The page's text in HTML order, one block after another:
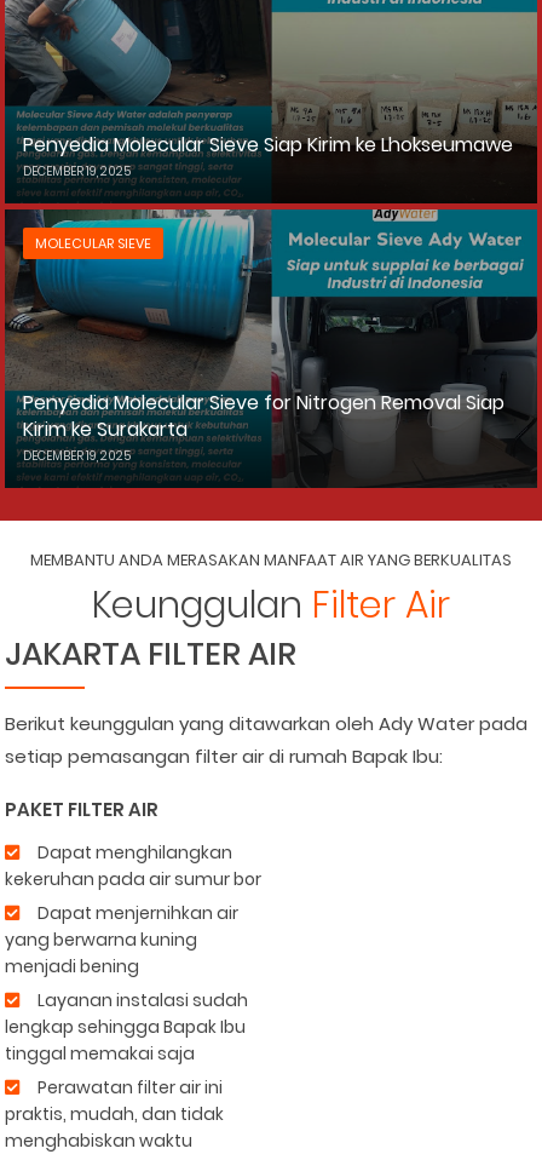
Penyedia Molecular Sieve Siap Kirim ke Lhokseumawe
DECEMBER 19, 2025
MOLECULAR SIEVE
Penyedia Molecular Sieve for Nitrogen Removal Siap
Kirim ke Surakarta
DECEMBER 19, 2025
MEMBANTU ANDA MERASAKAN MANFAAT AIR YANG BERKUALITAS
Keunggulan Filter Air
JAKARTA FILTER AIR
Berikut keunggulan yang ditawarkan oleh Ady Water pada
setiap pemasangan filter air di rumah Bapak Ibu:
PAKET FILTER AIR
Dapat menghilangkan
kekeruhan pada air sumur bor
Dapat menjernihkan air
yang berwarna kuning
menjadi bening
Layanan instalasi sudah
lengkap sehingga Bapak Ibu
tinggal memakai saja
Perawatan filter air ini
praktis, mudah, dan tidak
menghabiskan waktu